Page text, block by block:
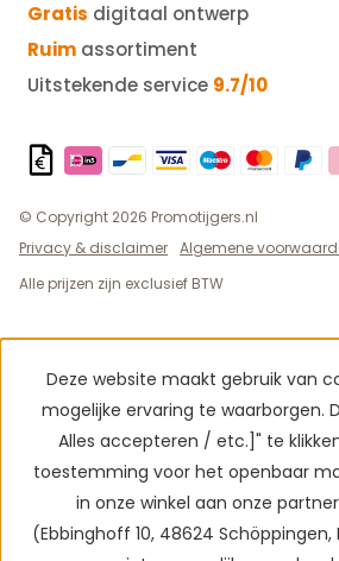
Gratis digitaal ontwerp
Ruim assortiment
Uitstekende service 9.7/10
© Copyright 2026 Promotijgers.nl
Privacy & disclaimer Algemene
Alle prijzen zijn exclusief BTW
Deze website maakt gebruik van
mogelijke ervaring te waarborgen.
Alles accepteren / etc.]" te
toestemming voor het openbaar
in onze winkel aan onze
(Ebbinghoff 10, 48624